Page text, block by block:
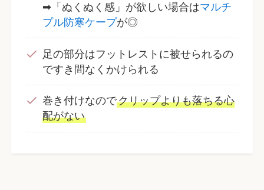
➡「ぬくぬく感」が欲しい場合はマルチ
プル防寒ケープが◎
足の部分はフットレストに被せられるの
ですき間なくかけられる
巻き付けなのでクリップよりも落ちる心
配がない